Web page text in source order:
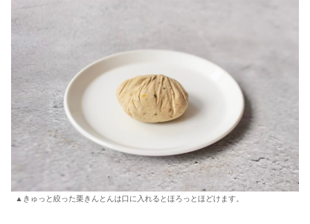
▲きゅっと絞った栗きんとんは口に入れるとほろっとほどけます。